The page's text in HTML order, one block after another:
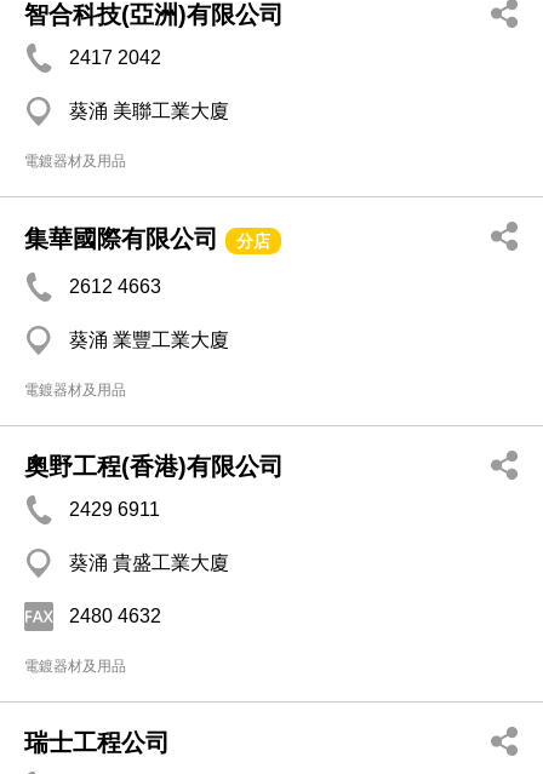
智合科技(亞洲)有限公司
2417 2042
葵涌 美聯工業大廈
電鍍器材及用品
集華國際有限公司 分店
2612 4663
葵涌 業豐工業大廈
電鍍器材及用品
奧野工程(香港)有限公司
2429 6911
葵涌 貴盛工業大廈
2480 4632
電鍍器材及用品
瑞士工程公司